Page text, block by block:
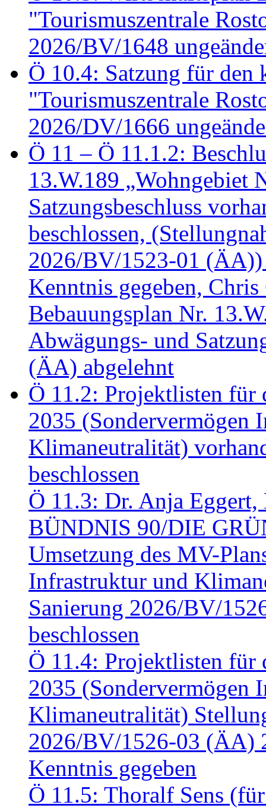
"Tourismuszentrale
2026/BV/1648
Ö 10.4: Satzung für den
"Tourismuszentrale
2026/DV/1666
Ö 11 – Ö 11.1.2:
13.W.189 „Wohngebiet
Satzungsbeschluss
beschlossen,
2026/BV/1523-01
Kenntnis gegeben,
Bebauungsplan Nr.
Abwägungs- und
(ÄA) abgelehnt
Ö 11.2: Projektlisten für
2035 (Sondervermögen
Klimaneutralität)
beschlossen
Ö 11.3: Dr. Anja
BÜNDNIS 90/DIE
Umsetzung des MV-
Infrastruktur und
Sanierung 2026/BV/
beschlossen
Ö 11.4: Projektlisten für
2035 (Sondervermögen
Klimaneutralität)
2026/BV/1526-03 (ÄA)
Kenntnis gegeben
Ö 11.5: Thoralf Sens